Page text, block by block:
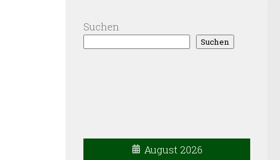
Suchen
Suchen
August 2026